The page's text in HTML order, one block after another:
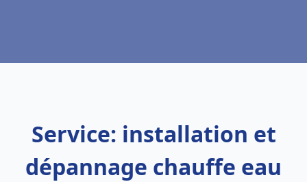
Service: installation et
dépannage chauffe eau